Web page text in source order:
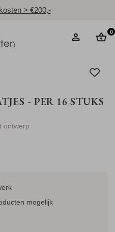
> €200,-
0
- PER 16 STUKS
ontwerp
mogelijk